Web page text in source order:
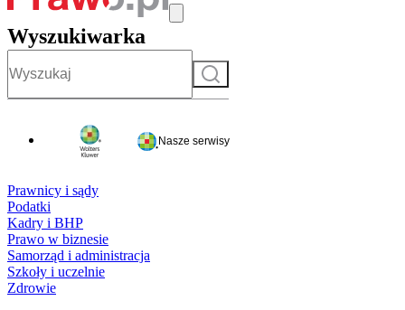
Wyszukiwarka
Szukaj
Nasze serwisy
Prawnicy i sądy
Podatki
Kadry i BHP
Prawo w biznesie
Samorząd i administracja
Szkoły i uczelnie
Zdrowie